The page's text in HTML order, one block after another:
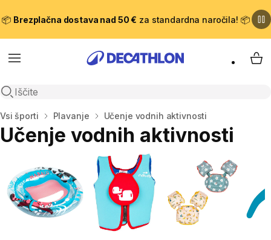
📦 Brezplačna dostava nad 50 € za standardna naročila! 📦
Meni
Odpri iskanje
Domov
Vsi športi Plavanje Učenje vodnih aktivnosti
Učenje vodnih aktivnosti